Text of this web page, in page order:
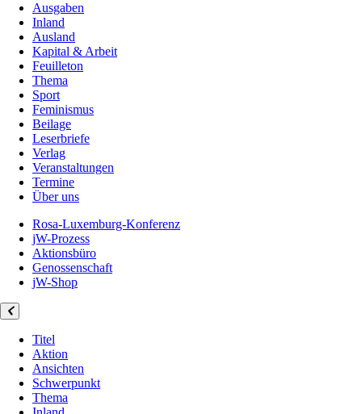
Ausgaben
Inland
Ausland
Kapital & Arbeit
Feuilleton
Thema
Sport
Feminismus
Beilage
Leserbriefe
Verlag
Veranstaltungen
Termine
Über uns
Rosa-Luxemburg-Konferenz
jW-Prozess
Aktionsbüro
Genossenschaft
jW-Shop
Titel
Aktion
Ansichten
Schwerpunkt
Thema